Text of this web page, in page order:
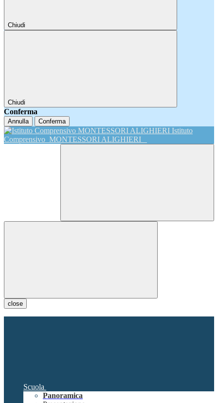
Chiudi
Chiudi
Conferma
Annulla Conferma
Istituto
Comprensivo MONTESSORI ALIGHIERI
close
Scuola
Panoramica